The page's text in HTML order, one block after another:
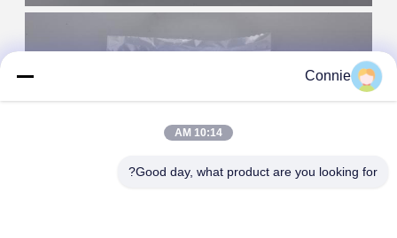
Connie
10:14 AM
Good day, what product are you looking for?